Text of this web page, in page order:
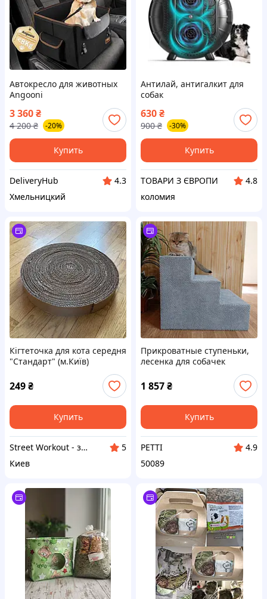
Автокресло для животных
Angooni
3 360₴
4 200 ₴ -20%
Купить
DeliveryHub
4.3
Хмельницкий
Антилай, антигалкит для
собак
630₴
900 ₴ -30%
Купить
ТОВАРИ З ЄВРОПИ
4.8
коломия
Кігтеточка для кота середня
"Стандарт" (м.Київ)
249₴
Купить
Street Workout - здоров'я та краса вашого тіла.
5
Киев
Прикроватные ступеньки,
лесенка для собачек
1 857₴
Купить
PETTI
4.9
50089